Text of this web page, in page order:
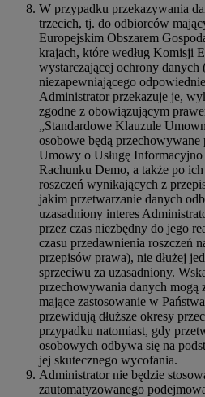
W przypadku przekazywania
trzecich, tj. do odbiorców
Europejskim Obszarem
krajach, które według Komisji
wystarczającej ochrony danych
niezapewniającego
Administrator przekazuje je,
zgodne z obowiązującym
„Standardowe Klauzule
osobowe będą
Umowy o Usługę
Rachunku Demo, a także po
roszczeń wynikających z
jakim przetwarzanie danych
uzasadniony interes
przez czas niezbędny do jego
czasu przedawnienia roszczeń
przepisów prawa), nie dłużej
sprzeciwu za uzasadniony.
przechowywania danych mogą
mające zastosowanie w
przewidują dłuższe okresy
przypadku natomiast, gdy
osobowych odbywa się na
jej skutecznego wycofania.
Administrator nie będzie
zautomatyzowanego